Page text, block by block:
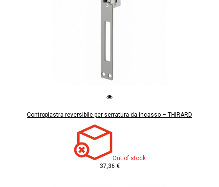
Contropiastra reversibile per serratura da incasso – THIRARD
Out of stock
37,36 €